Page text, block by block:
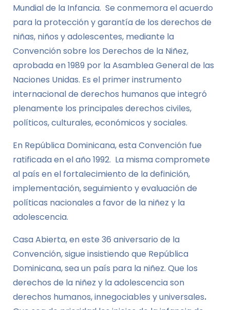
Mundial de la Infancia. Se conmemora el acuerdo
para la protección y garantía de los derechos de
niñas, niños y adolescentes, mediante la
Convención sobre los Derechos de la Niñez,
aprobada en 1989 por la Asamblea General de las
Naciones Unidas. Es el primer instrumento
internacional de derechos humanos que integró
plenamente los principales derechos civiles,
políticos, culturales, económicos y sociales.
En República Dominicana, esta Convención fue
ratificada en el año 1992. La misma compromete
al país en el fortalecimiento de la definición,
implementación, seguimiento y evaluación de
políticas nacionales a favor de la niñez y la
adolescencia.
Casa Abierta, en este 36 aniversario de la
Convención, sigue insistiendo que República
Dominicana, sea un país para la niñez. Que los
derechos de la niñez y la adolescencia son
derechos humanos, innegociables y universales.